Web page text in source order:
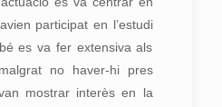
participat en l’estudi
es va fer extensiva als
no haver-hi pres
mostrar interès en la